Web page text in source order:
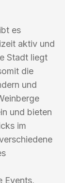
es
aktiv und
Stadt liegt
die
und
und bieten
im
Events,